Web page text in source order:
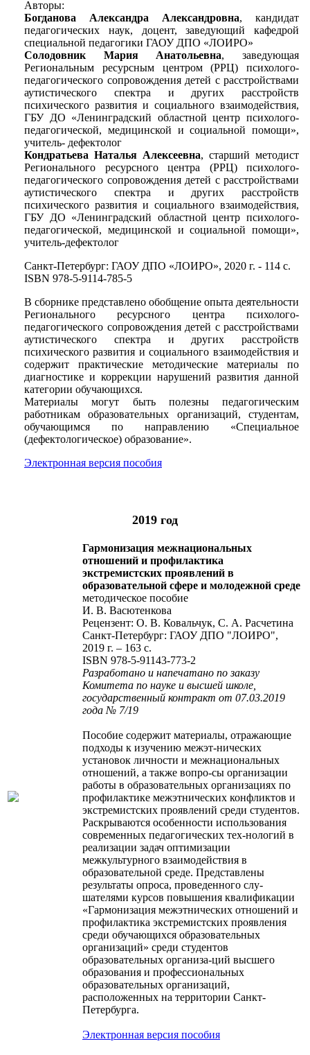
Авторы:
Богданова Александра Александровна, кандидат
педагогических наук, доцент, заведующий кафедрой
специальной педагогики ГАОУ ДПО «ЛОИРО»
Солодовник Мария Анатольевна, заведующая
Региональным ресурсным центром (РРЦ) психолого-
педагогического сопровождения детей с расстройствами
аутистического спектра и других расстройств
психического развития и социального взаимодействия,
ГБУ ДО «Ленинградский областной центр психолого-
педагогической, медицинской и социальной помощи»,
учитель- дефектолог
Кондратьева Наталья Алексеевна, старший методист
Регионального ресурсного центра (РРЦ) психолого-
педагогического сопровождения детей с расстройствами
аутистического спектра и других расстройств
психического развития и социального взаимодействия,
ГБУ ДО «Ленинградский областной центр психолого-
педагогической, медицинской и социальной помощи»,
учитель-дефектолог
Санкт-Петербург: ГАОУ ДПО «ЛОИРО», 2020 г. - 114 с.
ISBN 978-5-9114-785-5
В сборнике представлено обобщение опыта деятельности
Регионального ресурсного центра психолого-
педагогического сопровождения детей с расстройствами
аутистического спектра и других расстройств
психического развития и социального взаимодействия и
содержит практические методические материалы по
диагностике и коррекции нарушений развития данной
категории обучающихся.
Материалы могут быть полезны педагогическим
работникам образовательных организаций, студентам,
обучающимся по направлению «Специальное
(дефектологическое) образование».
Электронная версия пособия
2019 год
Гармонизация межнациональных
отношений и профилактика
экстремистских проявлений в
образовательной сфере и молодежной среде
методическое пособие
И. В. Васютенкова
Рецензент: О. В. Ковальчук, С. А. Расчетина
Санкт-Петербург: ГАОУ ДПО "ЛОИРО",
2019 г. – 163 с.
ISBN 978-5-91143-773-2
Разработано и напечатано по заказу
Комитета по науке и высшей школе,
государственный контракт от 07.03.2019
года № 7/19
Пособие содержит материалы, отражающие
подходы к изучению межэт-нических
установок личности и межнациональных
отношений, а также вопро-сы организации
работы в образовательных организациях по
профилактике межэтнических конфликтов и
экстремистских проявлений среди студентов.
Раскрываются особенности использования
современных педагогических тех-нологий в
реализации задач оптимизации
межкультурного взаимодействия в
образовательной среде. Представлены
результаты опроса, проведенного слу-
шателями курсов повышения квалификации
«Гармонизация межэтнических отношений и
профилактика экстремистских проявления
среди обучающихся образовательных
организаций» среди студентов
образовательных организа-ций высшего
образования и профессиональных
образовательных организаций,
расположенных на территории Санкт-
Петербурга.
Электронная версия пособия